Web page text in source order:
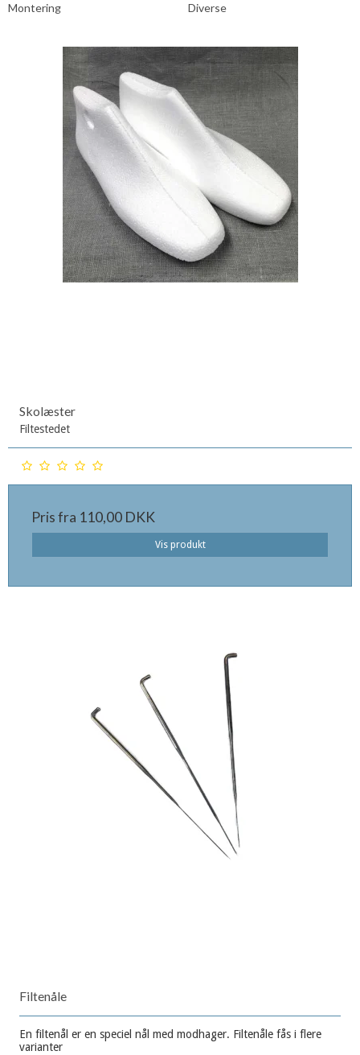
Montering Diverse
Skolæster
Filtestedet
Pris fra 110,00 DKK
Vis produkt
Filtenåle
En filtenål er en speciel nål med modhager. Filtenåle fås i flere
varianter